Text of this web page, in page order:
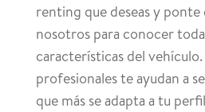
renting que deseas y
nosotros para conocer
características del
profesionales te ayudan a
que más se adapta a tu